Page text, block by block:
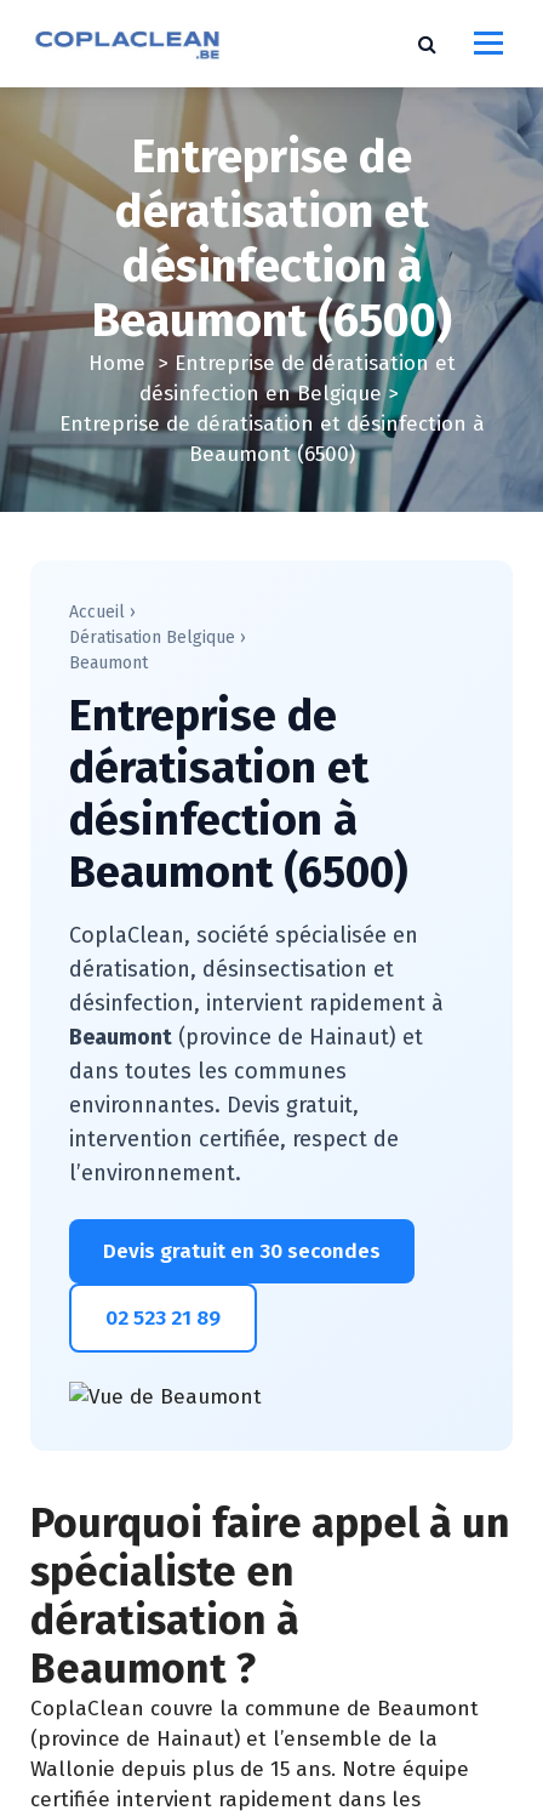
e
n
t
Entreprise de
dératisation et
désinfection à
Beaumont (6500)
Home > Entreprise de dératisation et
désinfection en Belgique>
Entreprise de dératisation et désinfection à
Beaumont (6500)
Accueil ›
Dératisation Belgique ›
Beaumont
Entreprise de
dératisation et
désinfection à
Beaumont (6500)
CoplaClean, société spécialisée en
dératisation, désinsectisation et
désinfection, intervient rapidement à
Beaumont (province de Hainaut) et
dans toutes les communes
environnantes. Devis gratuit,
intervention certifiée, respect de
l’environnement.
Devis gratuit en 30 secondes
02 523 21 89
Pourquoi faire appel à un
spécialiste en
dératisation à
Beaumont ?
CoplaClean couvre la commune de Beaumont
(province de Hainaut) et l’ensemble de la
Wallonie depuis plus de 15 ans. Notre équipe
certifiée intervient rapidement dans les